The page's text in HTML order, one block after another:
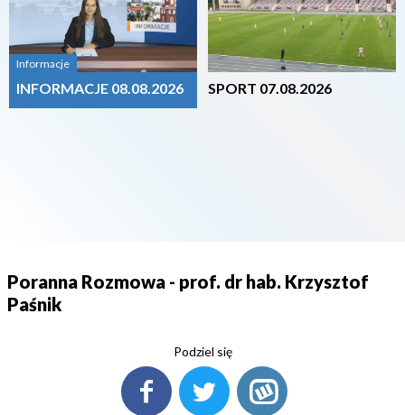
Informacje
INFORMACJE 08.08.2026 SPORT 07.08.2026
Poranna Rozmowa - prof. dr hab. Krzysztof
Paśnik
Podziel się